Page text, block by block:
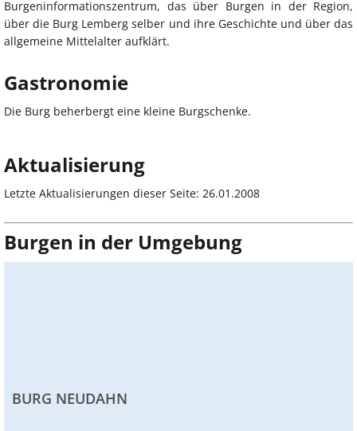
Burgeninformationszentrum, das über Burgen in der Region,
über die Burg Lemberg selber und ihre Geschichte und über das
allgemeine Mittelalter aufklärt.
Gastronomie
Die Burg beherbergt eine kleine Burgschenke.
Aktualisierung
Letzte Aktualisierungen dieser Seite: 26.01.2008
Burgen in der Umgebung
BURG NEUDAHN